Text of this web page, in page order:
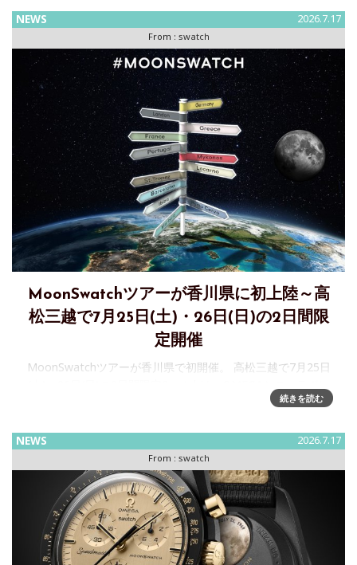
NEWS 2026.7.17
From : swatch
MoonSwatchツアーが香川県に初上陸～高
松三越で7月25日(土)・26日(日)の2日間限
定開催
MoonSwatchツアーが香川県で初開催。 高松三越で7月25日
ーションで誕生した「Bioceramic MoonSwatch」コレクショ
続きを読む
NEWS 2026.7.17
From : swatch